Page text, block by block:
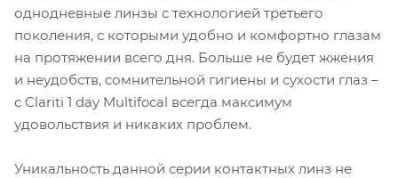
однодневные линзы с технологией третьего
поколения, с которыми удобно и комфортно глазам
на протяжении всего дня. Больше не будет жжения
и неудобств, сомнительной гигиены и сухости глаз –
с Clariti 1 day Multifocal всегда максимум
удовольствия и никаких проблем.
Уникальность данной серии контактных линз не